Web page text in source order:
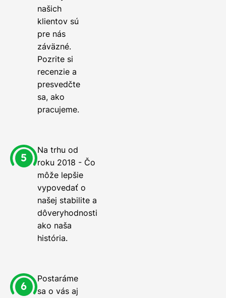
našich
klientov sú
pre nás
záväzné.
Pozrite si
recenzie a
presvedčte
sa, ako
pracujeme.
Na trhu od
roku 2018 - Čo
môže lepšie
vypovedať o
našej stabilite a
dôveryhodnosti
ako naša
história.
Postaráme
sa o vás aj